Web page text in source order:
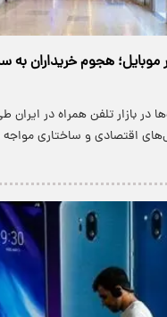
موبایل؛ هجوم خریداران
بازار تلفن همراه در ایران
اقتصادی و ساختاری